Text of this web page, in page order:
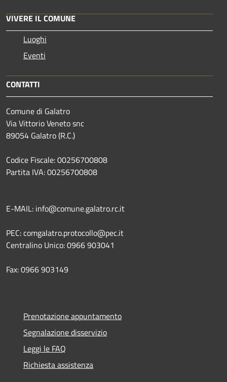
VIVERE IL COMUNE
Luoghi
Eventi
CONTATTI
Comune di Galatro
Via Vittorio Veneto snc
89054 Galatro (R.C.)
Codice Fiscale: 00256700808
Partita IVA: 00256700808
E-MAIL: info@comune.galatro.rc.it
PEC: comgalatro.protocollo@pec.it
Centralino Unico: 0966 903041
Fax: 0966 903149
Prenotazione appuntamento
Segnalazione disservizio
Leggi le FAQ
Richiesta assistenza